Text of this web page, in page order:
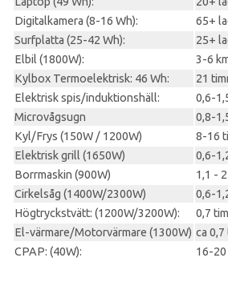
Digitalkamera (8-16 Wh):
65+
Surfplatta (25-42 Wh):
25+
Elbil (1800W):
3-6
Kylbox Termoelektrisk: 46 Wh:
21
Elektrisk spis/induktionshäll:
0,6-
Microvågsugn
0,8-
Kyl/Frys (150W / 1200W)
8-16
Elektrisk grill (1650W)
0,6-
Borrmaskin (900W)
1,1 -
Cirkelsåg (1400W/2300W)
0,6-
Högtryckstvätt: (1200W/3200W):
0,7
El-värmare/Motorvärmare (1300W) ca 0,7
CPAP: (40W):
16-20